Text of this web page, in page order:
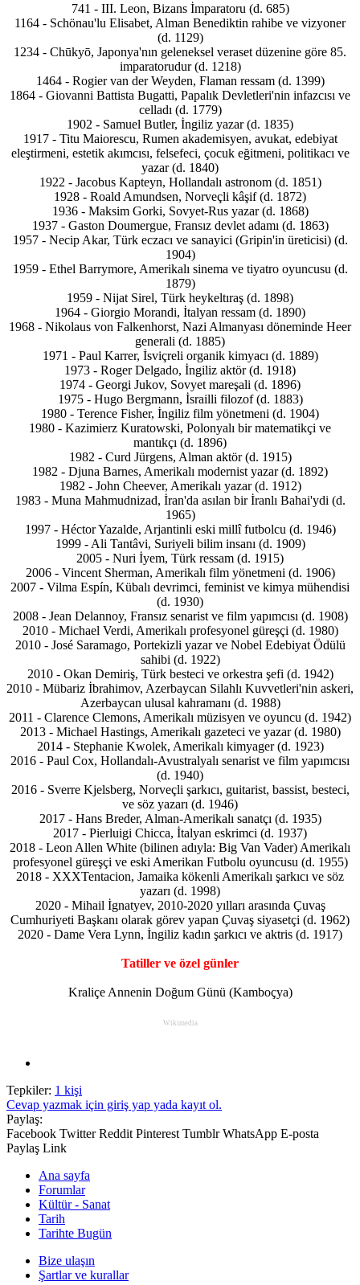
741 - III. Leon, Bizans İmparatoru (d. 685)
1164 - Schönau'lu Elisabet, Alman Benediktin rahibe ve vizyoner
(d. 1129)
1234 - Chūkyō, Japonya'nın geleneksel veraset düzenine göre 85.
imparatorudur (d. 1218)
1464 - Rogier van der Weyden, Flaman ressam (d. 1399)
1864 - Giovanni Battista Bugatti, Papalık Devletleri'nin infazcısı ve
celladı (d. 1779)
1902 - Samuel Butler, İngiliz yazar (d. 1835)
1917 - Titu Maiorescu, Rumen akademisyen, avukat, edebiyat
eleştirmeni, estetik akımcısı, felsefeci, çocuk eğitmeni, politikacı ve
yazar (d. 1840)
1922 - Jacobus Kapteyn, Hollandalı astronom (d. 1851)
1928 - Roald Amundsen, Norveçli kâşif (d. 1872)
1936 - Maksim Gorki, Sovyet-Rus yazar (d. 1868)
1937 - Gaston Doumergue, Fransız devlet adamı (d. 1863)
1957 - Necip Akar, Türk eczacı ve sanayici (Gripin'in üreticisi) (d.
1904)
1959 - Ethel Barrymore, Amerikalı sinema ve tiyatro oyuncusu (d.
1879)
1959 - Nijat Sirel, Türk heykeltıraş (d. 1898)
1964 - Giorgio Morandi, İtalyan ressam (d. 1890)
1968 - Nikolaus von Falkenhorst, Nazi Almanyası döneminde Heer
generali (d. 1885)
1971 - Paul Karrer, İsviçreli organik kimyacı (d. 1889)
1973 - Roger Delgado, İngiliz aktör (d. 1918)
1974 - Georgi Jukov, Sovyet mareşali (d. 1896)
1975 - Hugo Bergmann, İsrailli filozof (d. 1883)
1980 - Terence Fisher, İngiliz film yönetmeni (d. 1904)
1980 - Kazimierz Kuratowski, Polonyalı bir matematikçi ve
mantıkçı (d. 1896)
1982 - Curd Jürgens, Alman aktör (d. 1915)
1982 - Djuna Barnes, Amerikalı modernist yazar (d. 1892)
1982 - John Cheever, Amerikalı yazar (d. 1912)
1983 - Muna Mahmudnizad, İran'da asılan bir İranlı Bahai'ydi (d.
1965)
1997 - Héctor Yazalde, Arjantinli eski millî futbolcu (d. 1946)
1999 - Ali Tantâvi, Suriyeli bilim insanı (d. 1909)
2005 - Nuri İyem, Türk ressam (d. 1915)
2006 - Vincent Sherman, Amerikalı film yönetmeni (d. 1906)
2007 - Vilma Espín, Kübalı devrimci, feminist ve kimya mühendisi
(d. 1930)
2008 - Jean Delannoy, Fransız senarist ve film yapımcısı (d. 1908)
2010 - Michael Verdi, Amerikalı profesyonel güreşçi (d. 1980)
2010 - José Saramago, Portekizli yazar ve Nobel Edebiyat Ödülü
sahibi (d. 1922)
2010 - Okan Demiriş, Türk besteci ve orkestra şefi (d. 1942)
2010 - Mübariz İbrahimov, Azerbaycan Silahlı Kuvvetleri'nin askeri,
Azerbaycan ulusal kahramanı (d. 1988)
2011 - Clarence Clemons, Amerikalı müzisyen ve oyuncu (d. 1942)
2013 - Michael Hastings, Amerikalı gazeteci ve yazar (d. 1980)
2014 - Stephanie Kwolek, Amerikalı kimyager (d. 1923)
2016 - Paul Cox, Hollandalı-Avustralyalı senarist ve film yapımcısı
(d. 1940)
2016 - Sverre Kjelsberg, Norveçli şarkıcı, guitarist, bassist, besteci,
ve söz yazarı (d. 1946)
2017 - Hans Breder, Alman-Amerikalı sanatçı (d. 1935)
2017 - Pierluigi Chicca, İtalyan eskrimci (d. 1937)
2018 - Leon Allen White (bilinen adıyla: Big Van Vader) Amerikalı
profesyonel güreşçi ve eski Amerikan Futbolu oyuncusu (d. 1955)
2018 - XXXTentacion, Jamaika kökenli Amerikalı şarkıcı ve söz
yazarı (d. 1998)
2020 - Mihail İgnatyev, 2010-2020 yılları arasında Çuvaş
Cumhuriyeti Başkanı olarak görev yapan Çuvaş siyasetçi (d. 1962)
2020 - Dame Vera Lynn, İngiliz kadın şarkıcı ve aktris (d. 1917)
Tatiller ve özel günler
Kraliçe Annenin Doğum Günü (Kamboçya)
Wikimedia
Tepkiler: 1 kişi
Cevap yazmak için giriş yap yada kayıt ol.
Paylaş:
Facebook Twitter Reddit Pinterest Tumblr WhatsApp E-posta
Paylaş Link
Ana sayfa
Forumlar
Kültür - Sanat
Tarih
Tarihte Bugün
Bize ulaşın
Şartlar ve kurallar